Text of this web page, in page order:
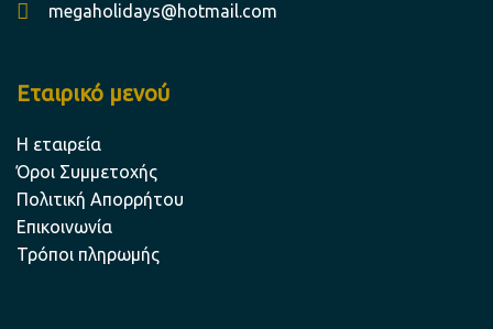
megaholidays@hotmail.com
Εταιρικό μενού
Η εταιρεία
Όροι Συμμετοχής
Πολιτική Απορρήτου
Επικοινωνία
Τρόποι πληρωμής